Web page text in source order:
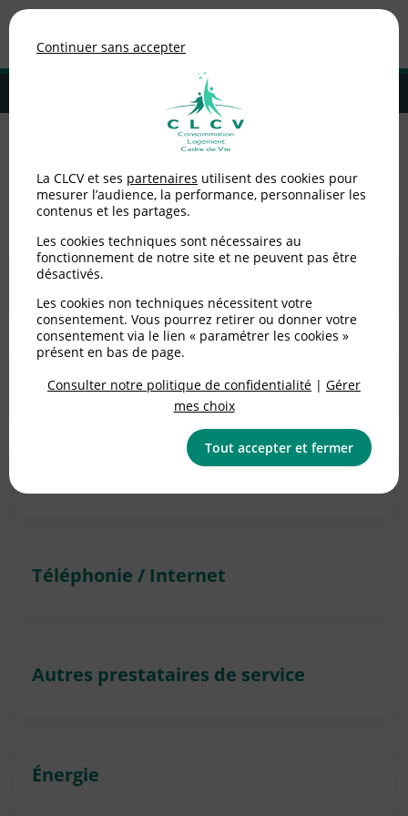
MENU
Adhérer à la CLCV
Consommation
Achats
Assurance
Téléphonie / Internet
Autres prestataires de service
Énergie
Continuer sans accepter
La CLCV et ses partenaires utilisent des cookies pour
mesurer l’audience, la performance, personnaliser les
contenus et les partages.
Les cookies techniques sont nécessaires au
fonctionnement de notre site et ne peuvent pas être
désactivés.
Les cookies non techniques nécessitent votre
consentement. Vous pourrez retirer ou donner votre
consentement via le lien « paramétrer les cookies »
présent en bas de page.
Consulter notre politique de confidentialité | Gérer
mes choix
Tout accepter et fermer